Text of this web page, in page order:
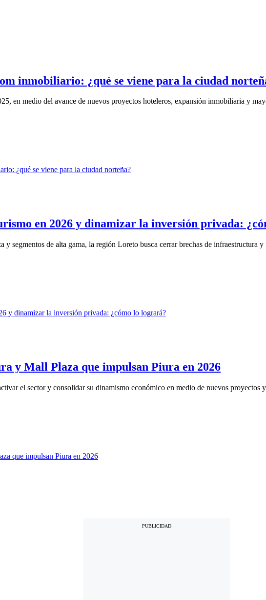
inmobiliario: ¿qué se viene para la ciudad
en medio del avance de nuevos proyectos hoteleros, expansión inmobiliaria y
en 2026 y dinamizar la inversión privada:
y segmentos de alta gama, la región Loreto busca cerrar brechas de infraestructura y
y Mall Plaza que impulsan Piura en 2026
el sector y consolidar su dinamismo económico en medio de nuevos proyectos